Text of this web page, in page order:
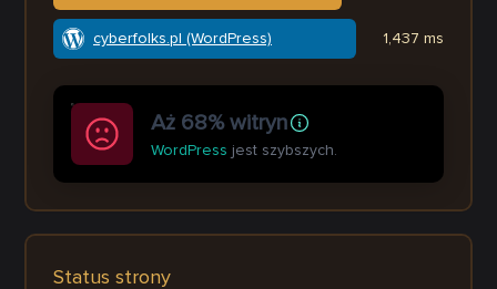
cyberfolks.pl (WordPress) 1,437 ms
Aż 68% witryn
WordPress jest szybszych.
Status strony